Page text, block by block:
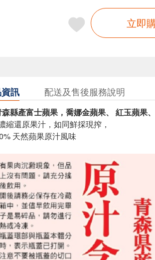
立即
訊 配送及售後服務說明
縣產富士蘋果，喬娜金蘋果、 紅玉蘋果
還原果汁，如同鮮採現搾，
天然蘋果原汁風味